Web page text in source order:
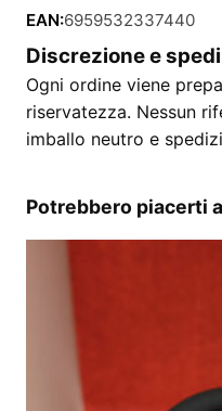
EAN:6959532337440
Discrezione e
Ogni ordine viene
riservatezza. Nessun
imballo neutro e
Potrebbero piacerti